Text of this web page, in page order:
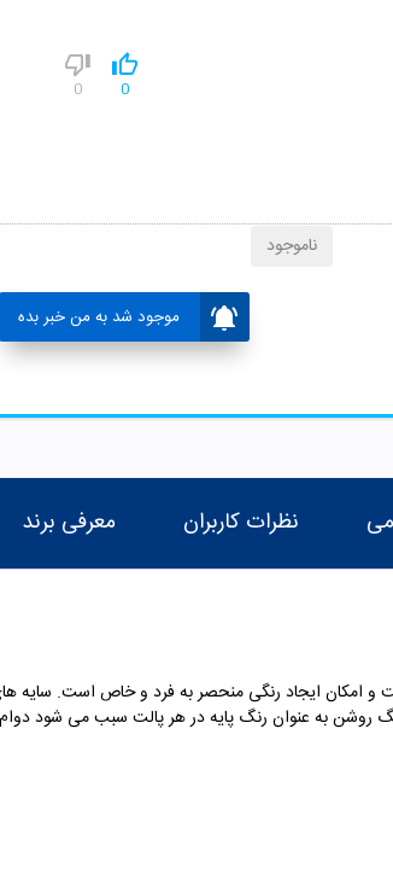
0
0
موجود شد به من خبر بده
ناموجود
نظرات کاربران معرفی برند
و امکان ایجاد رنگی منحصر به فرد و خاص است. سایه
به عنوان رنگ پایه در هر پالت سبب می شود دوام